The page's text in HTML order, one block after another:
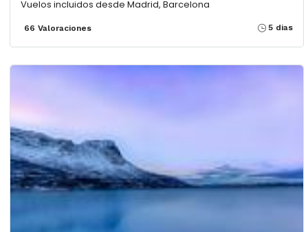
Vuelos incluidos desde Madrid, Barcelona
66 Valoraciones 5 dias